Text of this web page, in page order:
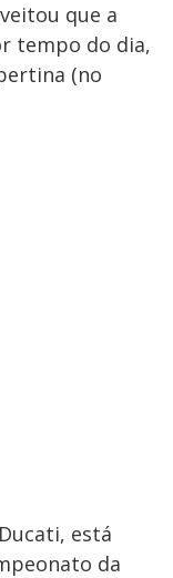
que a
tempo do dia,
(no
está
da